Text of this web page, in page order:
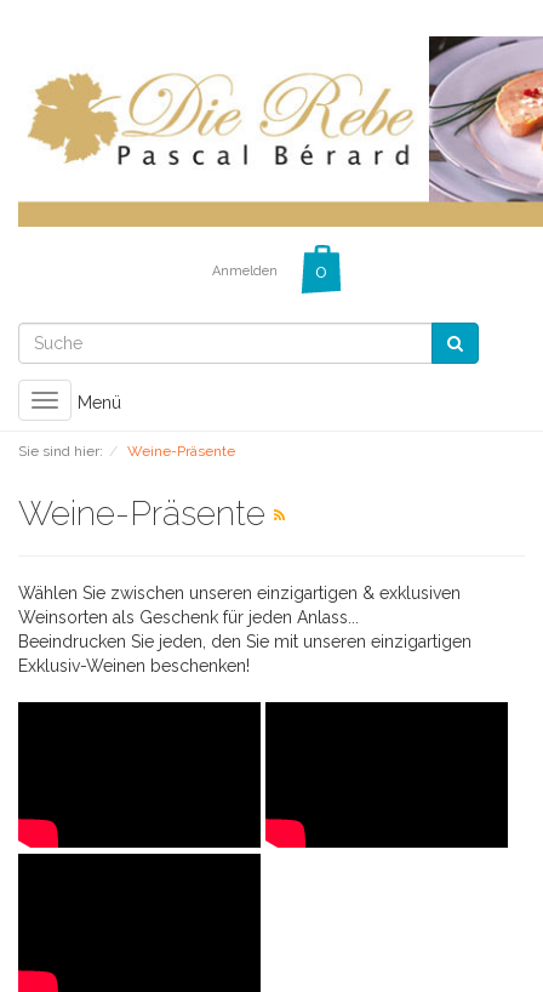
Anmelden
Toggle
navigation
Menü
Sie sind hier: Weine-Präsente
Weine-Präsente
Wählen Sie zwischen unseren einzigartigen & exklusiven
Weinsorten als Geschenk für jeden Anlass...
Beeindrucken Sie jeden, den Sie mit unseren einzigartigen
Exklusiv-Weinen beschenken!